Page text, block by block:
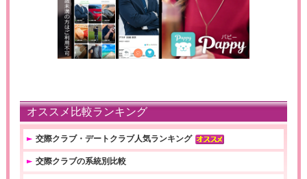
オススメ比較ランキング
交際クラブ・デートクラブ人気ランキング
交際クラブの系統別比較